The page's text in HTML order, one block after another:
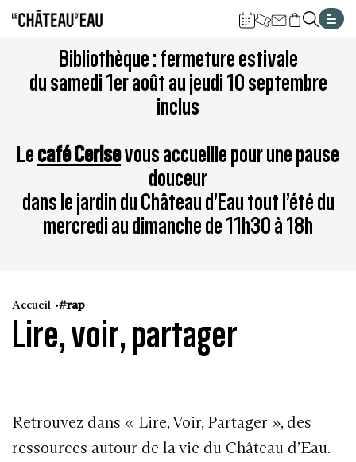
Aller
contenu
Aller
à
la
navigation
à
la
recherche
Aller
au
pied
plan
Bibliothèque : fermeture estivale
du samedi 1er août au jeudi 10 septembre
inclus
Lecafé Cerisevous accueille pour une pause
douceur
dans le jardin du Château d’Eau tout l’été du
mercredi au dimanche de 11h30 à 18h
Accueil #rap
Lire, voir, partager
Retrouvez dans « Lire, Voir, Partager », des
ressources autour de la vie du Château d’Eau.